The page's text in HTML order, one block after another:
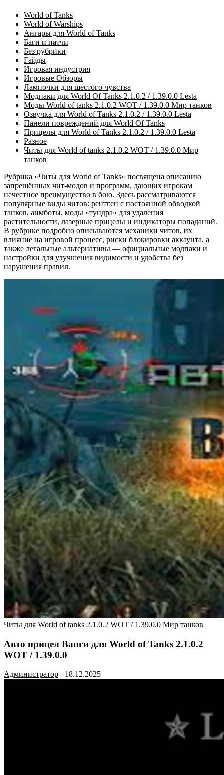
World of Tanks
World of Warships
Ангары для World of Tanks
Баги и патчи
Без рубрики
Гайды
Игровая индустрия
Игровые Обзоры
Лампочки для шестого чувства
Модпаки для World Of Tanks 2.1.0.2 / 1.39.0.0 Lesta
Моды World of tanks 2.1.0.2 WOT / 1.39.0.0 Мир танков
Озвучка для World of Tanks 2.1.0.2 / 1.39.0.0 Lesta
Панели повреждений для World Of Tanks
Прицелы для World of Tanks 2.1.0.2 / 1.39.0.0 Lesta
Разное
Читы для World of tanks 2.1.0.2 WOT / 1.39.0.0 Мир
танков
Рубрика «Читы для World of Tanks» посвящена описанию
запрещённых чит-модов и программ, дающих игрокам
нечестное преимущество в бою. Здесь рассматриваются
популярные виды читов: рентген с постоянной обводкой
танков, аимботы, моды «тундра» для удаления
растительности, лазерные прицелы и индикаторы попаданий.
В рубрике подробно описываются механики читов, их
влияние на игровой процесс, риски блокировки аккаунта, а
также легальные альтернативы — официальные модпаки и
настройки для улучшения видимости и удобства без
нарушения правил.
Читы для World of tanks 2.1.0.2 WOT / 1.39.0.0 Мир танков
Авто прицел Ванги для World of Tanks 2.1.0.2
WOT / 1.39.0.0
Администратор - 18.12.2025